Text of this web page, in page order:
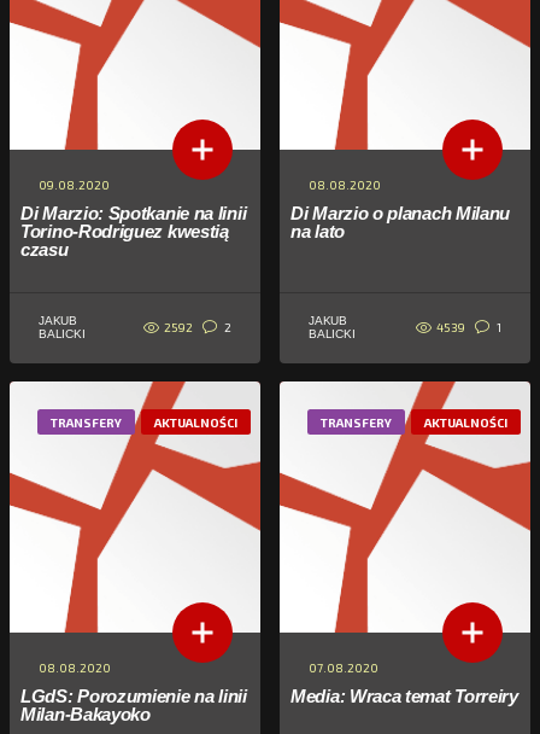
09.08.2020
Di Marzio: Spotkanie na linii
Torino-Rodriguez kwestią
czasu
JAKUB
BALICKI
2592 2
08.08.2020
Di Marzio o planach Milanu
na lato
JAKUB
BALICKI
4539 1
TRANSFERY AKTUALNOŚCI
08.08.2020
LGdS: Porozumienie na linii
Milan-Bakayoko
TRANSFERY AKTUALNOŚCI
07.08.2020
Media: Wraca temat Torreiry